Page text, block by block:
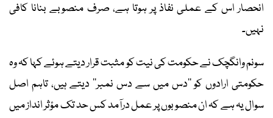
انحصار اس کے عملی نفاذ پر ہوتا ہے، صرف منصوبے بنانا کافی
نہیں۔
سونم وانگچک نے حکومت کی نیت کو مثبت قرار دیتے ہوئے کہا کہ وہ
حکومتی ارادوں کو ’’دس میں سے دس نمبر‘‘ دیتے ہیں، تاہم اصل
سوال یہ ہے کہ ان منصوبوں پر عمل درآمد کس حد تک مؤثر انداز میں